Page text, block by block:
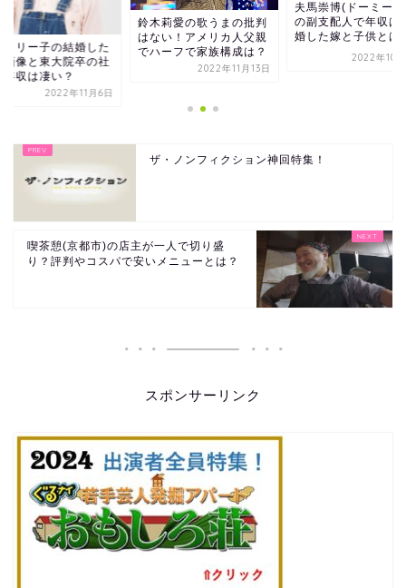
た
社
鈴木莉愛の歌うまの批判
はない！アメリカ人父親
でハーフで家族構成は？
2022年11月13日
夫馬崇博(ドーミーイン)
の副支配人で年収は？結
婚した嫁と子供とは？
2022年10月29日
彼氏画
ザ・ノンフィクション神回特集！
喫茶憩(京都市)の店主が一人で切り盛
り？評判やコスパで安いメニューとは？
スポンサーリンク